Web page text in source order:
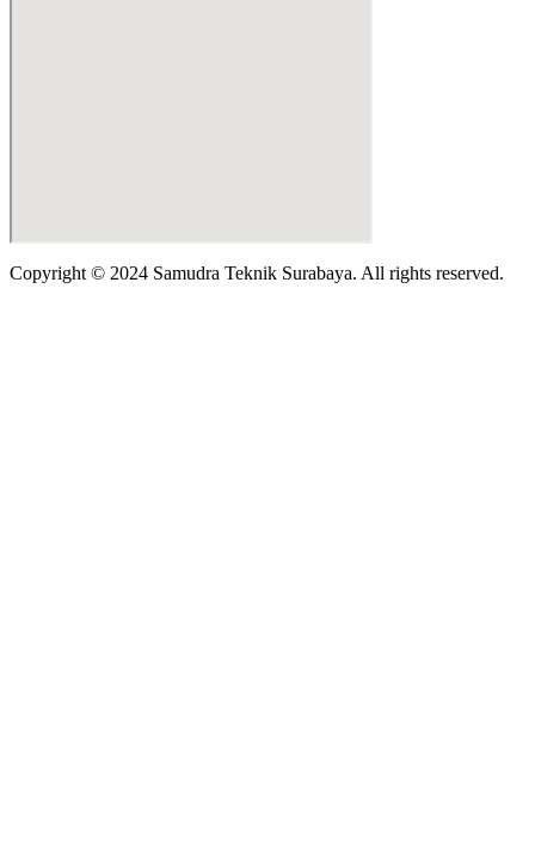
Copyright © 2024 Samudra Teknik Surabaya. All rights reserved.